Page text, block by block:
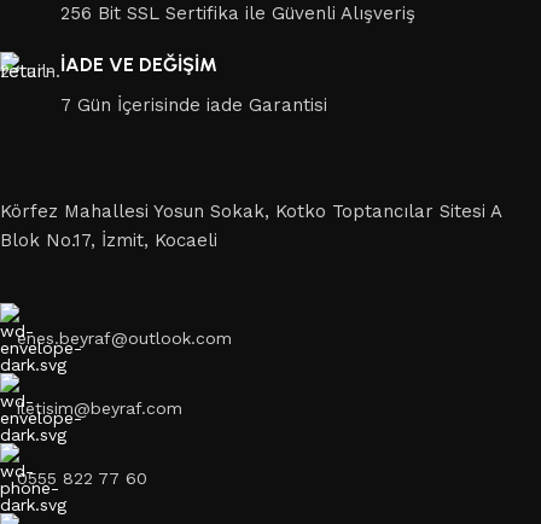
256 Bit SSL Sertifika ile Güvenli Alışveriş
İADE VE DEĞİŞİM
7 Gün İçerisinde iade Garantisi
Körfez Mahallesi Yosun Sokak, Kotko Toptancılar Sitesi A
Blok No.17, İzmit, Kocaeli
enes.beyraf@outlook.com
iletisim@beyraf.com
0555 822 77 60